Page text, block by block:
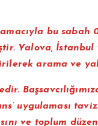
bu
Yalova,
arama ve
uygulaması
ve toplum